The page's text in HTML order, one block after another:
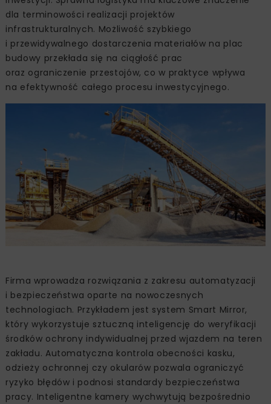
dla terminowości realizacji projektów
infrastrukturalnych. Możliwość szybkiego
i przewidywalnego dostarczenia materiałów na plac
budowy przekłada się na ciągłość prac
oraz ograniczenie przestojów, co w praktyce wpływa
na efektywność całego procesu inwestycyjnego.
Firma wprowadza rozwiązania z zakresu automatyzacji
i bezpieczeństwa oparte na nowoczesnych
technologiach. Przykładem jest system Smart Mirror,
który wykorzystuje sztuczną inteligencję do weryfikacji
środków ochrony indywidualnej przed wjazdem na teren
zakładu. Automatyczna kontrola obecności kasku,
odzieży ochronnej czy okularów pozwala ograniczyć
ryzyko błędów i podnosi standardy bezpieczeństwa
pracy. Inteligentne kamery wychwytują bezpośrednio